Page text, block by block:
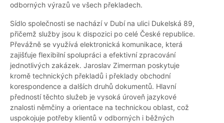
odborných výrazů ve všech překladech.
Sídlo společnosti se nachází v Dubí na ulici Dukelská 89,
přičemž služby jsou k dispozici po celé České republice.
Převážně se využívá elektronická komunikace, která
zajišťuje flexibilní spolupráci a efektivní zpracování
jednotlivých zakázek. Jaroslav Zimerman poskytuje
kromě technických překladů i překlady obchodní
korespondence a dalších druhů dokumentů. Hlavní
předností těchto služeb je vysoká úroveň jazykové
znalosti němčiny a orientace na technickou oblast, což
uspokojuje potřeby klientů v odborných i běžných